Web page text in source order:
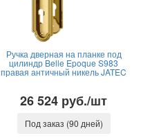
Ручка дверная на планке под
цилиндр Belle Epoque S983
правая античный никель JATEC
26 524 руб./шт
Под заказ (90 дней)